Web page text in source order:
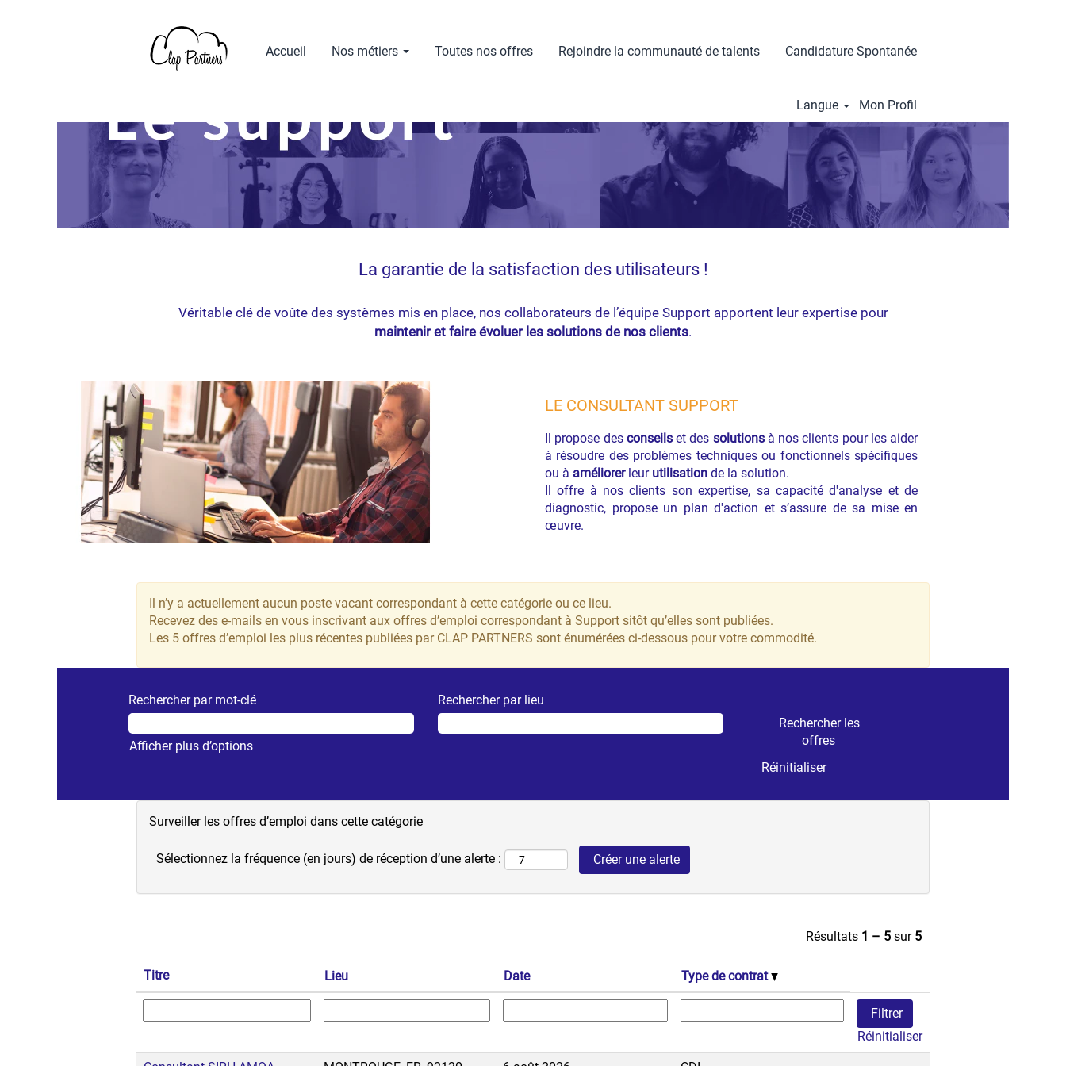
Accueil Nos métiers Toutes nos offres Rejoindre la communauté de talents Candidature Spontanée
Langue Mon Profil
La garantie de la satisfaction des utilisateurs !
Véritable clé de voûte des systèmes mis en place, nos collaborateurs de l’équipe Support apportent leur expertise pour
maintenir et faire évoluer les solutions de nos clients.
LE CONSULTANT SUPPORT
Il propose des conseils et des solutions à nos clients pour les aider
à résoudre des problèmes techniques ou fonctionnels spécifiques
ou à améliorer leur utilisation de la solution.
Il offre à nos clients son expertise, sa capacité d'analyse et de
diagnostic, propose un plan d'action et s’assure de sa mise en
œuvre.
Il n’y a actuellement aucun poste vacant correspondant à cette catégorie ou ce lieu.
Recevez des e-mails en vous inscrivant aux offres d’emploi correspondant à Support sitôt qu’elles sont publiées.
Les 5 offres d’emploi les plus récentes publiées par CLAP PARTNERS sont énumérées ci-dessous pour votre commodité.
Rechercher par mot-clé Rechercher par lieu
Afficher plus d’options
Réinitialiser
Surveiller les offres d’emploi dans cette catégorie
Sélectionnez la fréquence (en jours) de réception d’une alerte :
Résultats 1 – 5 sur 5
Titre Lieu Date Type de contrat
Réinitialiser